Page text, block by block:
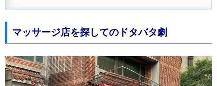
マッサージ店を探してのドタバタ劇